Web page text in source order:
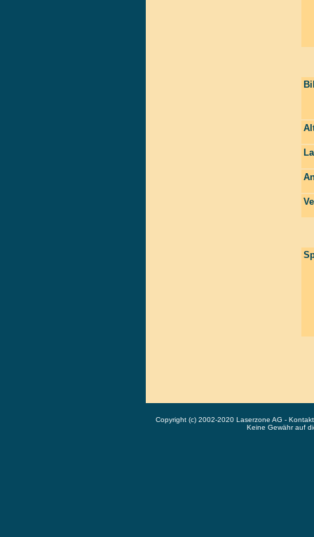
Copyright (c) 2002-2020 Laserzone AG -
Keine Gewähr auf